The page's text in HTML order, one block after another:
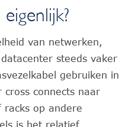
van netwerken,
steeds vaker
gebruiken in
cross connects naar
racks op andere
is het relatief